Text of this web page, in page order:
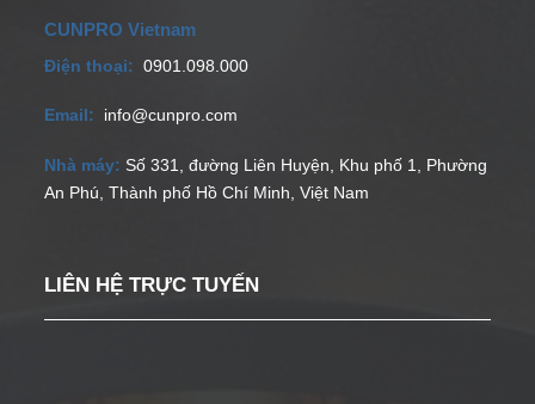
CUNPRO Vietnam
Điện thoại: 0901.098.000
Email: info@cunpro.com
Nhà máy: Số 331, đường Liên Huyện, Khu phố 1, Phường
An Phú, Thành phố Hồ Chí Minh, Việt Nam
LIÊN HỆ TRỰC TUYẾN